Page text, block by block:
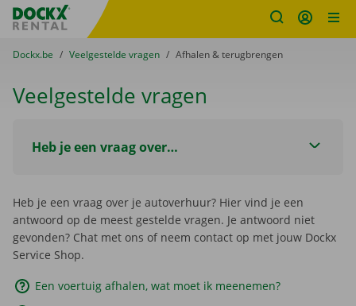
Fratello DEMO
U bevindt zich hier:
van
Dockx.be naar
Veelgestelde vragen naar
Afhalen & terugbrengen
Veelgestelde vragen
Heb je een vraag over…
Heb je een vraag over je autoverhuur? Hier vind je een
antwoord op de meest gestelde vragen. Je antwoord niet
gevonden? Chat met ons of neem contact op met jouw Dockx
Service Shop.
Een voertuig afhalen, wat moet ik meenemen?